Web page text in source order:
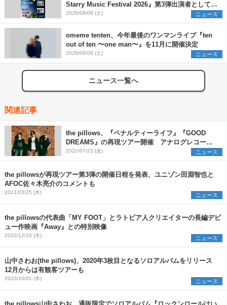
Starry Music Festival 2026』第3弾出演者として
SCOOBIE DO、かりゆし58、Reiを発表
2026/08/08 (土) ニュース
omeme tenten、今年最後のワンマンライブ『ten
out of ten 〜one man〜』を11月に開催決定
2026/08/08 (土) ニュース
ニュース一覧へ
関連記事
the pillows、『ペナルティーライフ』『GOOD
DREAMS』の再現ツアー開催 アナログレコード
化も決定
2022/07/22 (金) ニュース
the pillowsが再現ツアー第3弾の開催日程を発表、ユニゾン田淵智也と
AFOC佐々木亮介のコメントも
2021/03/25 (木) ニュース
the pillowsの代表曲「MY FOOT」とラトビア人クリエイターの長編デビ
ュー作映画『Away』との特別映像
2020/12/10 (木) ニュース
山中さわお(the pillows)、2020年3枚目となるソロアルバムをリリース
12月からは有観客ツアーも
2020/10/01 (木) ニュース